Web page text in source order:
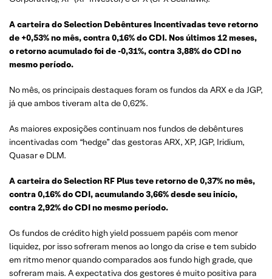
A carteira do Selection Debêntures Incentivadas teve retorno
de +0,53% no mês, contra 0,16% do CDI. Nos últimos 12 meses,
o retorno acumulado foi de -0,31%, contra 3,88% do CDI no
mesmo período.
No mês, os principais destaques foram os fundos da ARX e da JGP,
já que ambos tiveram alta de 0,62%.
As maiores exposições continuam nos fundos de debêntures
incentivadas com “hedge” das gestoras ARX, XP, JGP, Iridium,
Quasar e DLM.
A carteira do Selection RF Plus teve retorno de 0,37% no mês,
contra 0,16% do CDI, acumulando 3,66% desde seu início,
contra 2,92% do CDI no mesmo período.
Os fundos de crédito high yield possuem papéis com menor
liquidez, por isso sofreram menos ao longo da crise e tem subido
em ritmo menor quando comparados aos fundo high grade, que
sofreram mais. A expectativa dos gestores é muito positiva para